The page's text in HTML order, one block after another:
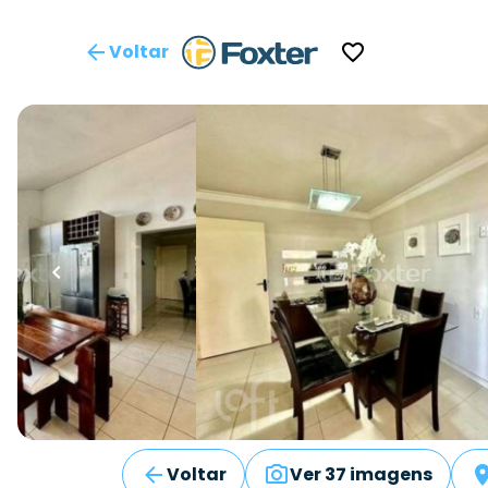
Voltar
Voltar Ver 37 imagens